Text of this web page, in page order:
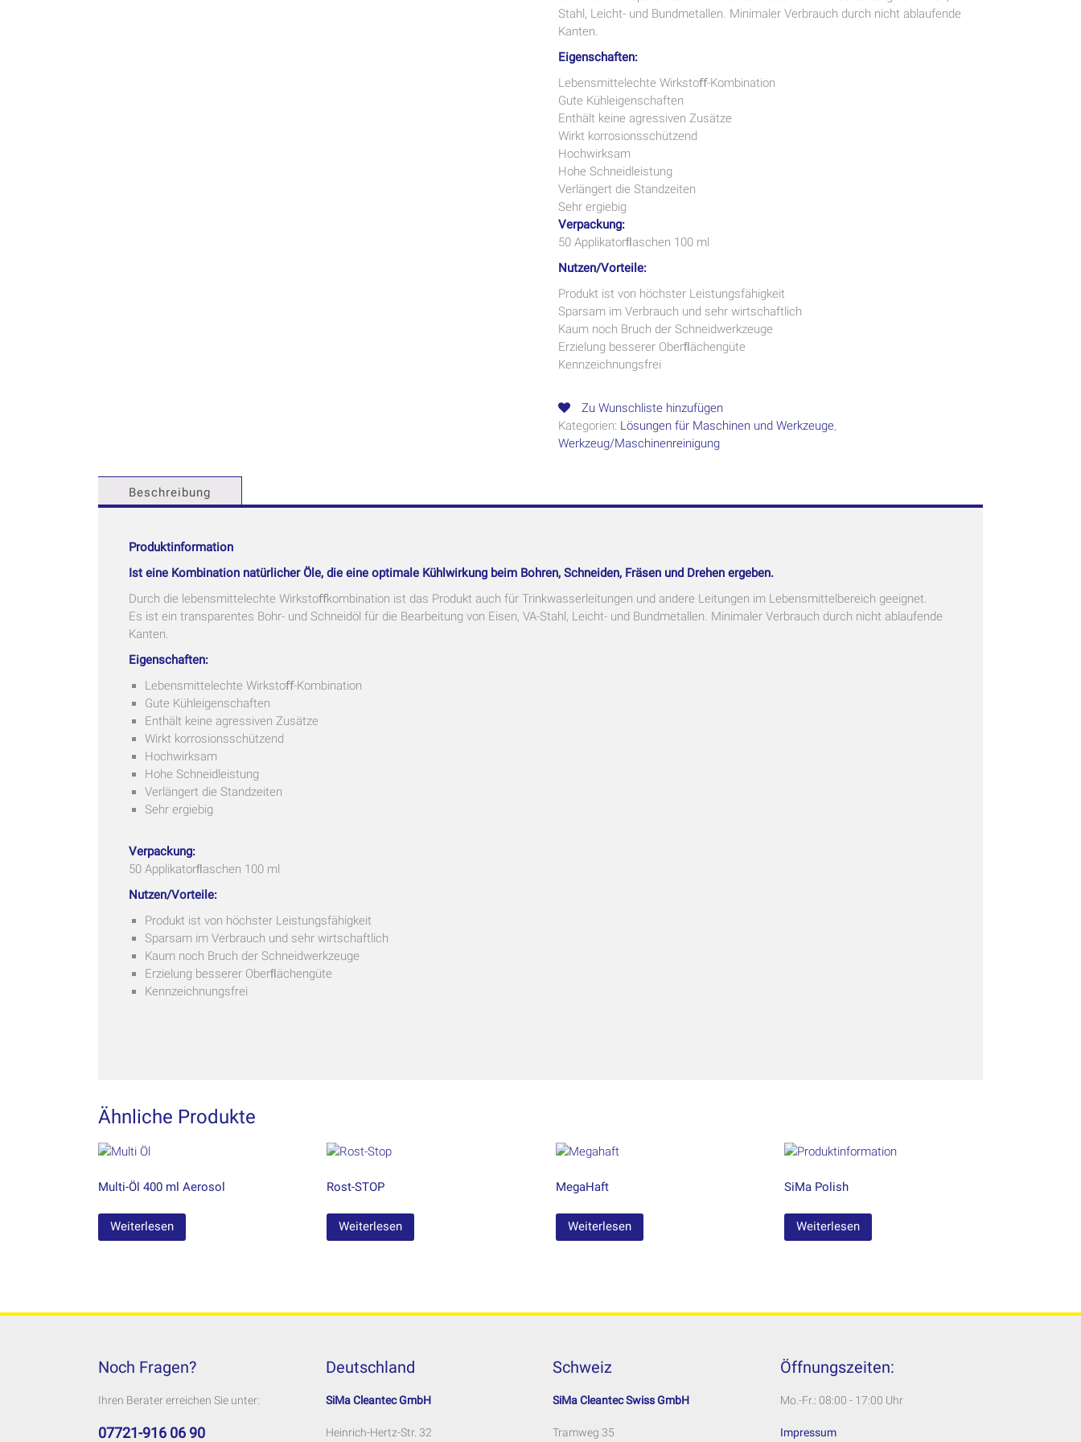
Stahl, Leicht- und Bundmetallen. Minimaler Verbrauch durch nicht ablaufende
Kanten.
Eigenschaften:
Lebensmittelechte Wirkstoﬀ-Kombination
Gute Kühleigenschaften
Enthält keine agressiven Zusätze
Wirkt korrosionsschützend
Hochwirksam
Hohe Schneidleistung
Verlängert die Standzeiten
Sehr ergiebig
Verpackung:
50 Applikatorﬂaschen 100 ml
Nutzen/Vorteile:
Produkt ist von höchster Leistungsfähigkeit
Sparsam im Verbrauch und sehr wirtschaftlich
Kaum noch Bruch der Schneidwerkzeuge
Erzielung besserer Oberﬂächengüte
Kennzeichnungsfrei
Zu Wunschliste hinzufügen
Kategorien: Lösungen für Maschinen und Werkzeuge,
Werkzeug/Maschinenreinigung
Beschreibung
Produktinformation
Ist eine Kombination natürlicher Öle, die eine optimale Kühlwirkung beim Bohren, Schneiden, Fräsen und Drehen ergeben.
Durch die lebensmittelechte Wirkstoﬀkombination ist das Produkt auch für Trinkwasserleitungen und andere Leitungen im Lebensmittelbereich geeignet.
Es ist ein transparentes Bohr- und Schneidöl für die Bearbeitung von Eisen, VA-Stahl, Leicht- und Bundmetallen. Minimaler Verbrauch durch nicht ablaufende
Kanten.
Eigenschaften:
Lebensmittelechte Wirkstoﬀ-Kombination
Gute Kühleigenschaften
Enthält keine agressiven Zusätze
Wirkt korrosionsschützend
Hochwirksam
Hohe Schneidleistung
Verlängert die Standzeiten
Sehr ergiebig
Verpackung:
50 Applikatorﬂaschen 100 ml
Nutzen/Vorteile:
Produkt ist von höchster Leistungsfähigkeit
Sparsam im Verbrauch und sehr wirtschaftlich
Kaum noch Bruch der Schneidwerkzeuge
Erzielung besserer Oberﬂächengüte
Kennzeichnungsfrei
Ähnliche Produkte
Multi-Öl 400 ml Aerosol
Weiterlesen
Rost-STOP
Weiterlesen
MegaHaft
Weiterlesen
SiMa Polish
Weiterlesen
Noch Fragen?
Ihren Berater erreichen Sie unter:
07721-916 06 90
Deutschland
SiMa Cleantec GmbH
Heinrich-Hertz-Str. 32
Schweiz
SiMa Cleantec Swiss GmbH
Tramweg 35
Öffnungszeiten:
Mo.-Fr.: 08:00 - 17:00 Uhr
Impressum